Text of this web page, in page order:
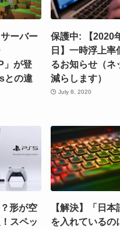
ーバー
」が登
との違
保護中: 【2020
日】一時浮上率
るお知らせ（ネ
減らします）
July 8, 2020
形が空
スペッ
【解決】「日
を入れているの